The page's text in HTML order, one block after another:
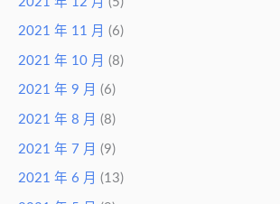
2021 年 11 月 (6)
2021 年 10 月 (8)
2021 年 9 月 (6)
2021 年 8 月 (8)
2021 年 7 月 (9)
2021 年 6 月 (13)